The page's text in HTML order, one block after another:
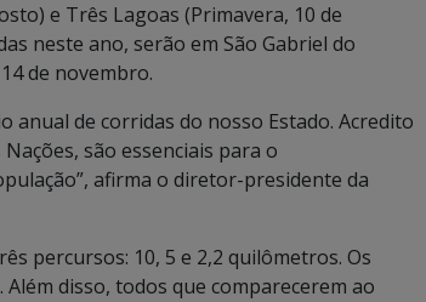
e Três Lagoas (Primavera, 10 de
neste ano, serão em São Gabriel do
de novembro.
anual de corridas do nosso Estado. Acredito
são essenciais para o
afirma o diretor-presidente da
percursos: 10, 5 e 2,2 quilômetros. Os
disso, todos que comparecerem ao